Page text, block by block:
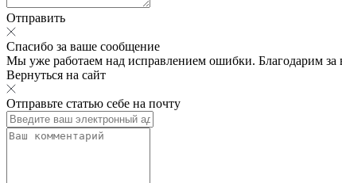
Отправить
Спасибо за ваше сообщение
Мы уже работаем над исправлением ошибки. Благодарим
Вернуться на сайт
Отправьте статью себе на почту